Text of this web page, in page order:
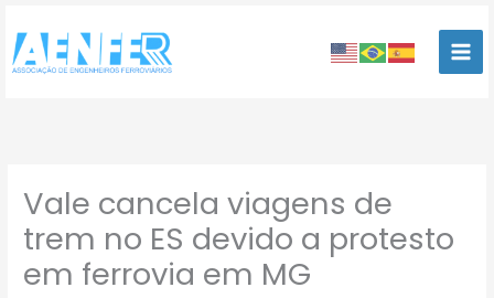
para
conteúdo
Vale cancela viagens de
trem no ES devido a protesto
em ferrovia em MG